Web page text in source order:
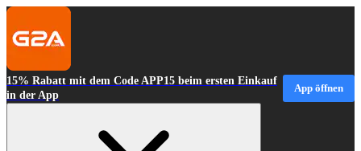
15% Rabatt mit dem Code APP15 beim ersten Einkauf
in der App
App öffnen